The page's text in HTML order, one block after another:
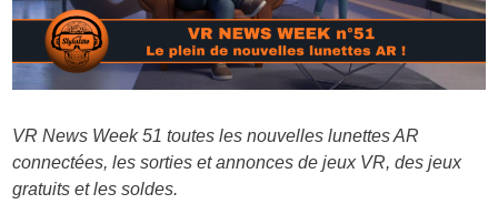
VR News Week 51 toutes les nouvelles lunettes AR
connectées, les sorties et annonces de jeux VR, des jeux
gratuits et les soldes.